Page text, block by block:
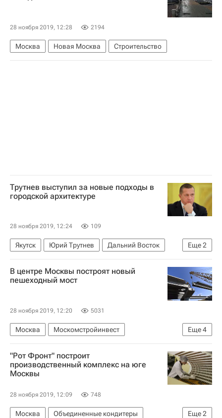
Градостроительно-земельная комиссия г. Москвы
28 ноября 2019, 12:28 2194
Москва Новая Москва Строительство
Трутнев выступил за новые подходы в
городской архитектуре
28 ноября 2019, 12:24 109
Еще2
Якутск Юрий Трутнев
Дальний Восток
Архитектура
Городская среда
В центре Москвы построят новый
пешеходный мост
28 ноября 2019, 12:20 5031
Еще4
Москва
Москомстройинвест
Строительство
Инфраструктура
Мосты
Градостроительно-земельная комиссия г. Москвы
"Рот Фронт" построит
производственный комплекс на юге
Москвы
28 ноября 2019, 12:09 748
Еще2
Москва
Объединенные кондитеры